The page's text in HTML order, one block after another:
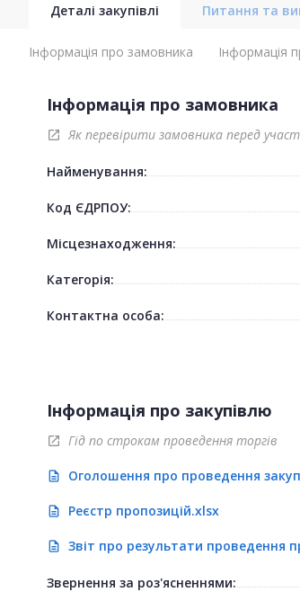
Деталі закупівлі Питання та
Інформація про замовника Інформація
Інформація про замовника
open_in_new Як перевірити замовника перед
Найменування:
Код ЄДРПОУ:
Місцезнаходження:
Категорія:
Контактна особа:
Інформація про закупівлю
open_in_new Гід по строкам проведення торгів
description Оголошення про проведення
description Реєстр пропозицій.xlsx
description Звіт про результати проведення
Звернення за роз'ясненнями: